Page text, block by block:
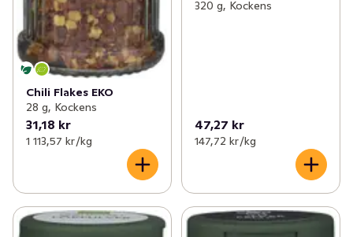
Chili Flakes EKO
28 g, Kockens
31,18 kr
1 113,57 kr /kg
320 g, Kockens
47,27 kr
147,72 kr /kg